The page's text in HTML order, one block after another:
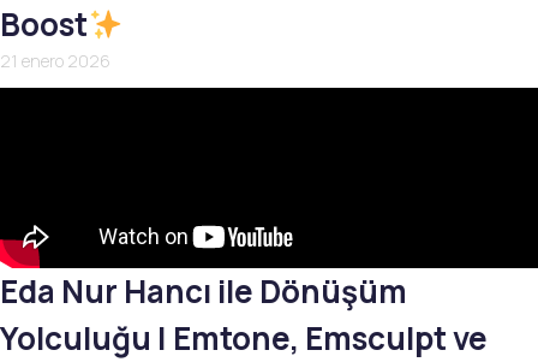
Boost
21 enero 2026
Eda Nur Hancı ile Dönüşüm
Yolculuğu | Emtone, Emsculpt ve